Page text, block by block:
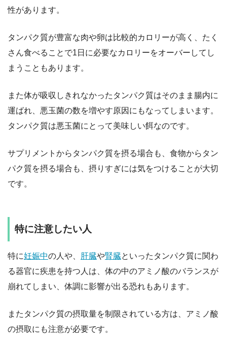
性があります。
タンパク質が豊富な肉や卵は比較的カロリーが高く、たく
さん食べることで1日に必要なカロリーをオーバーしてし
まうこともあります。
また体が吸収しきれなかったタンパク質はそのまま腸内に
運ばれ、悪玉菌の数を増やす原因にもなってしまいます。
タンパク質は悪玉菌にとって美味しい餌なのです。
サプリメントからタンパク質を摂る場合も、食物からタン
パク質を摂る場合も、摂りすぎには気をつけることが大切
です。
特に注意したい人
特に妊娠中の人や、 肝臓や腎臓といったタンパク質に関わ
る器官に疾患を持つ人は、体の中のアミノ酸のバランスが
崩れてしまい、体調に影響が出る恐れもあります。
またタンパク質の摂取量を制限されている方は、アミノ酸
の摂取にも注意が必要です。